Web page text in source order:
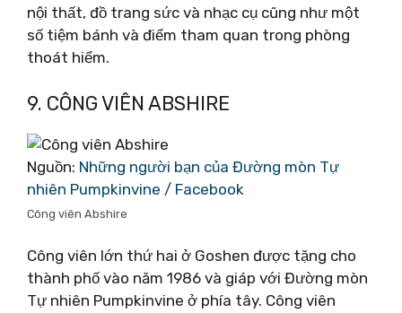
nội thất, đồ trang sức và nhạc cụ cũng như một
số tiệm bánh và điểm tham quan trong phòng
thoát hiểm.
9. CÔNG VIÊN ABSHIRE
Nguồn: Những người bạn của Đường mòn Tự
nhiên Pumpkinvine / Facebook
Công viên Abshire
Công viên lớn thứ hai ở Goshen được tặng cho
thành phố vào năm 1986 và giáp với Đường mòn
Tự nhiên Pumpkinvine ở phía tây. Công viên